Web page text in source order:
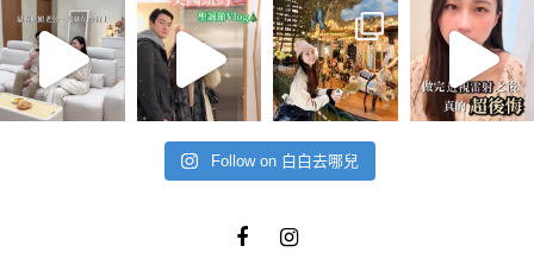
Follow on 白白去哪兒